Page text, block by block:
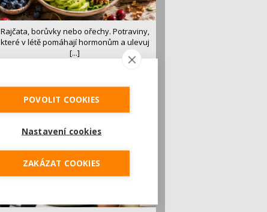
Rajčata, borůvky nebo ořechy. Potraviny,
které v létě pomáhají hormonům a ulevuj
[...]
luštěniny jsou práv...
POVOLIT COOKIES
Nastavení cookies
ZAKÁZAT COOKIES